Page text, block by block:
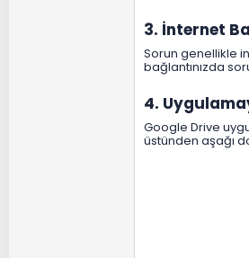
3. İnternet
Sorun genellikle
bağlantınızda
4.
Google Drive
üstünden aşağı